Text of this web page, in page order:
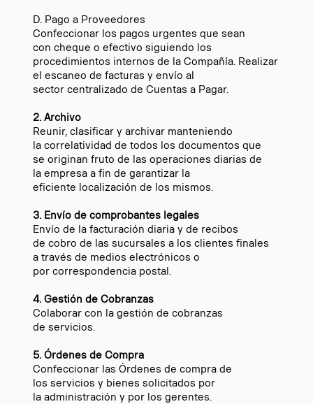
D. Pago a Proveedores
Confeccionar los pagos urgentes que sean
con cheque o efectivo siguiendo los
procedimientos internos de la Compañía. Realizar
el escaneo de facturas y envío al
sector centralizado de Cuentas a Pagar.
2. Archivo
Reunir, clasificar y archivar manteniendo
la correlatividad de todos los documentos que
se originan fruto de las operaciones diarias de
la empresa a fin de garantizar la
eficiente localización de los mismos.
3. Envío de comprobantes legales
Envío de la facturación diaria y de recibos
de cobro de las sucursales a los clientes finales
a través de medios electrónicos o
por correspondencia postal.
4. Gestión de Cobranzas
Colaborar con la gestión de cobranzas
de servicios.
5. Órdenes de Compra
Confeccionar las Órdenes de compra de
los servicios y bienes solicitados por
la administración y por los gerentes.